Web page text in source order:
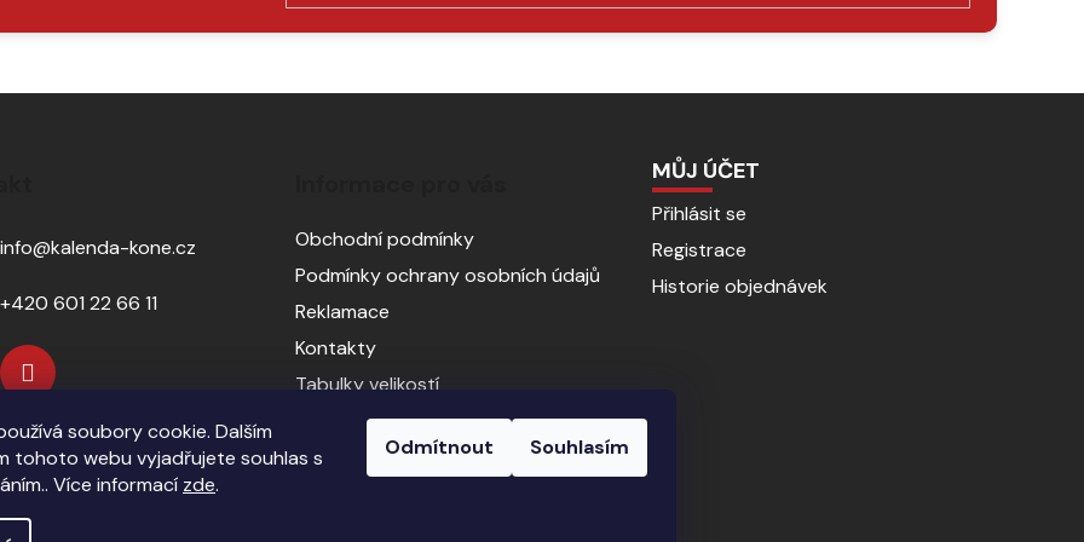
soubory cookie. Dalším
tohoto webu vyjadřujete souhlas s
Více informací zde.
Odmítnout Souhlasím
SE
info@kalenda-kone.cz
+420 601 22 66 11
Obchodní podmínky
Podmínky ochrany osobních údajů
Reklamace
Kontakty
Tabulky velikostí
Sedlářský servis
Pasování sedel pro koně
MŮJ ÚČET
Přihlásit se
Registrace
Historie objednávek